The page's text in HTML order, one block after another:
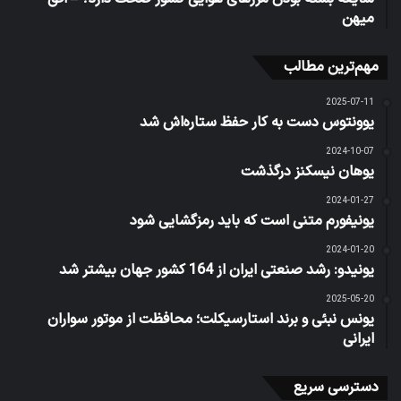
میهن
مهم‌ترین مطالب
2025-07-11
یوونتوس دست به کار حفظ ستاره‌اش شد
2024-10-07
یوهان نیسکنز درگذشت
2024-01-27
یونیفورم متنی است که باید رمزگشایی شود
2024-01-20
یونیدو: رشد صنعتی ایران از 164 کشور جهان بیشتر شد
2025-05-20
یونس نبئی و برند استارسیکلت؛ محافظت از موتور سواران
ایرانی
دسترسی سریع